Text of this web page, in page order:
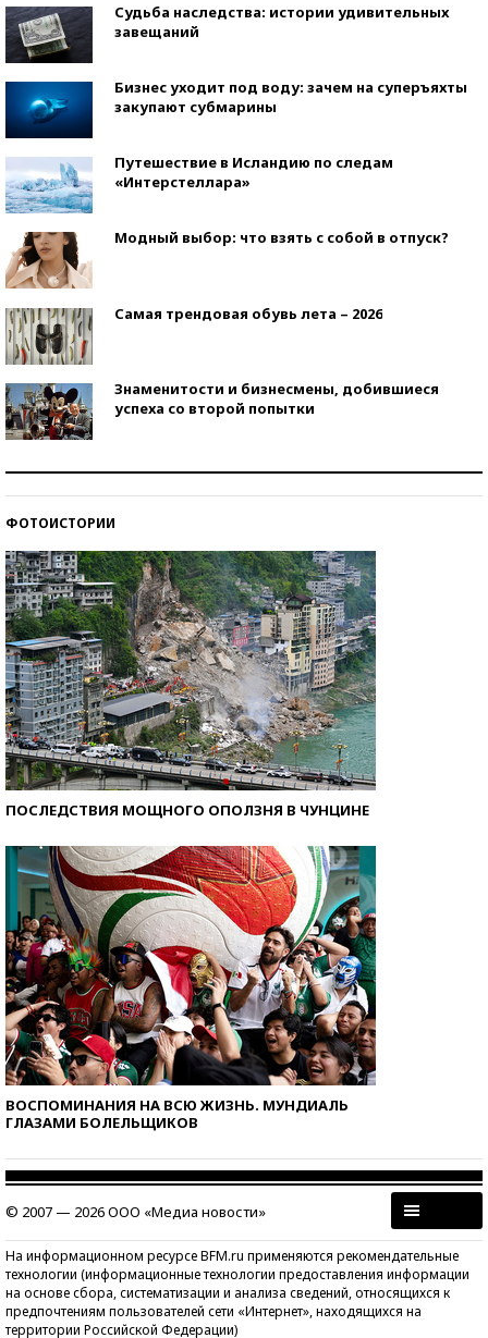
Судьба наследства: истории удивительных
завещаний
Бизнес уходит под воду: зачем на суперъяхты
закупают субмарины
Путешествие в Исландию по следам
«Интерстеллара»
Модный выбор: что взять с собой в отпуск?
Самая трендовая обувь лета – 2026
Знаменитости и бизнесмены, добившиеся
успеха со второй попытки
ФОТОИСТОРИИ
ПОСЛЕДСТВИЯ МОЩНОГО ОПОЛЗНЯ В ЧУНЦИНЕ
ВОСПОМИНАНИЯ НА ВСЮ ЖИЗНЬ. МУНДИАЛЬ
ГЛАЗАМИ БОЛЕЛЬЩИКОВ
© 2007 — 2026 ООО «Медиа новости»
На информационном ресурсе BFM.ru применяются рекомендательные
технологии (информационные технологии предоставления информации
на основе сбора, систематизации и анализа сведений, относящихся к
предпочтениям пользователей сети «Интернет», находящихся на
территории Российской Федерации)